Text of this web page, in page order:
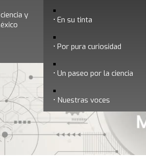
En su tinta
Por pura curiosidad
Un paseo por la ciencia
Nuestras voces
y
Estrada Martínez